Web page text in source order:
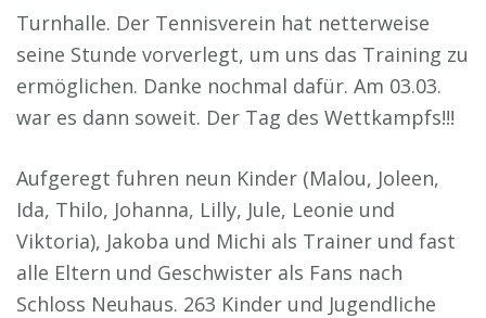
Turnhalle. Der Tennisverein hat netterweise
seine Stunde vorverlegt, um uns das Training zu
ermöglichen. Danke nochmal dafür. Am 03.03.
war es dann soweit. Der Tag des Wettkampfs!!!
Aufgeregt fuhren neun Kinder (Malou, Joleen,
Ida, Thilo, Johanna, Lilly, Jule, Leonie und
Viktoria), Jakoba und Michi als Trainer und fast
alle Eltern und Geschwister als Fans nach
Schloss Neuhaus. 263 Kinder und Jugendliche